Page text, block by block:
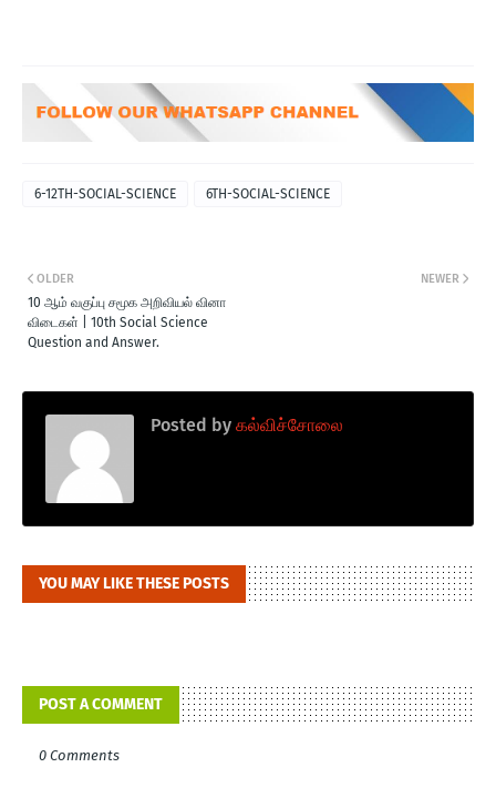
6-12TH-SOCIAL-SCIENCE 6TH-SOCIAL-SCIENCE
NEWER
OLDER
10 ஆம் வகுப்பு சமூக அறிவியல் வினா
விடைகள் | 10th Social Science
Question and Answer.
Posted by கல்விச்சோலை
YOU MAY LIKE THESE POSTS
POST A COMMENT
0 Comments